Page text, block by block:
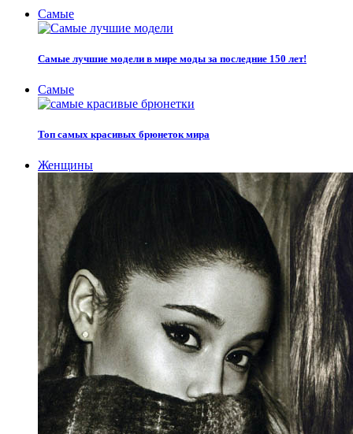
Самые
Самые лучшие модели в мире моды за последние 150 лет!
Самые
Топ самых красивых брюнеток мира
Женщины